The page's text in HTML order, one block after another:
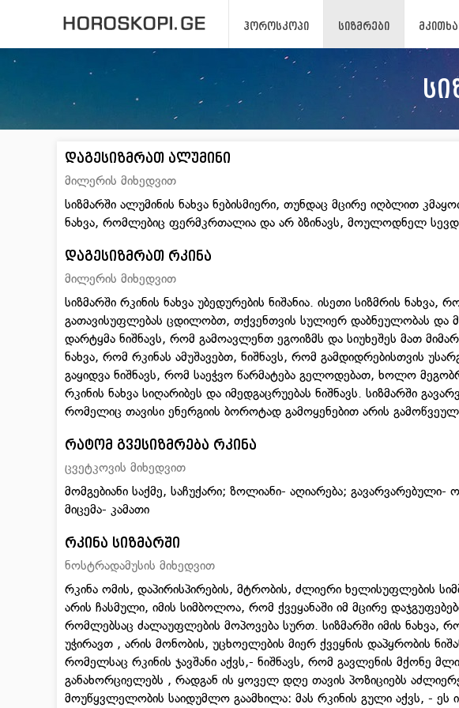
ᲰᲝᲠᲝᲡᲙᲝᲞᲘ ᲡᲘᲖᲛᲠᲔᲑᲘ
დაგესიზმრათ ალუმინი
მილერის მიხედვით
სიზმარში ალუმინის ნახვა ნებისმიერი, თუნდაც მცირე იღბლით
ნახვა, რომლებიც ფერმკრთალია და არ ბზინავს, მოულოდნელ
დაგესიზმრათ რკინა
მილერის მიხედვით
სიზმარში რკინის ნახვა უბედურების ნიშანია. ისეთი სიზმრის ნახვა,
გათავისუფლებას ცდილობთ, თქვენთვის სულიერ დაბნეულობას და
დარტყმა ნიშნავს, რომ გამოავლენთ ეგოიზმს და სიუხეშეს მათ
ნახვა, რომ რკინას ამუშავებთ, ნიშნავს, რომ გამდიდრებისთვის
გაყიდვა ნიშნავს, რომ საეჭვო წარმატება გელოდებათ, ხოლო
რკინის ნახვა სიღარიბეს და იმედგაცრუებას ნიშნავს. სიზმარში
რომელიც თავისი ენერგიის ბოროტად გამოყენებით არის
რატომ გვესიზმრება რკინა
ცვეტკოვის მიხედვით
მომგებიანი საქმე, საჩუქარი; ზოლიანი- აღიარება;
მიცემა- კამათი
რკინა სიზმარში
ნოსტრადამუსის მიხედვით
რკინა ომის, დაპირისპირების, მტრობის, ძლიერი ხელისუფლების
არის ჩასმული, იმის სიმბოლოა, რომ ქვეყანაში იმ მცირე
რომლებსაც ძალაუფლების მოპოვება სურთ. სიზმარში იმის ნახვა,
უჭირავთ , არის მონობის, უცხოელების მიერ ქვეყნის დაპყრობის
რომელსაც რკინის ჯავშანი აქვს,- ნიშნავს, რომ გავლენის მქონე
განახორციელებს , რადგან ის ყოველ დღე თავის პოზიციებს
მოუწყვლელობის საიდუმლო გაამხილა: მას რკინის გული აქვს, -